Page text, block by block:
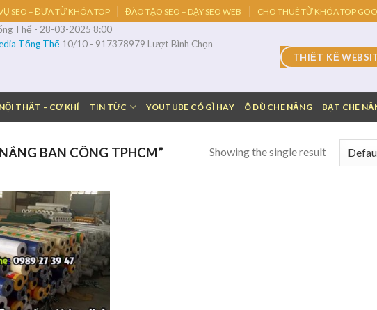
SEO – ĐƯA TỪ KHÓA TOP ĐÀO TẠO SEO – DẠY SEO WEB CHO THUÊ TỪ KHÓA TOP
Thể - 28-03-2025 8:00
Tổng Thể 10/10- 917378979 Lượt Bình Chọn
THIẾT KẾ
NỘI THẤT – CƠ KHÍ TIN TỨC YOUTUBE CÓ GÌ HAY Ô DÙ CHE NẮNG BẠT CHE
BAN CÔNG TPHCM” Showing the single result